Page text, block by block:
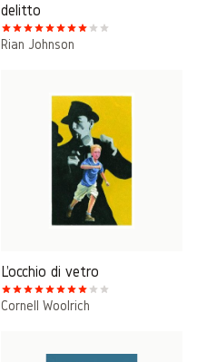
delitto
Rian Johnson
L'occhio di vetro
Cornell Woolrich